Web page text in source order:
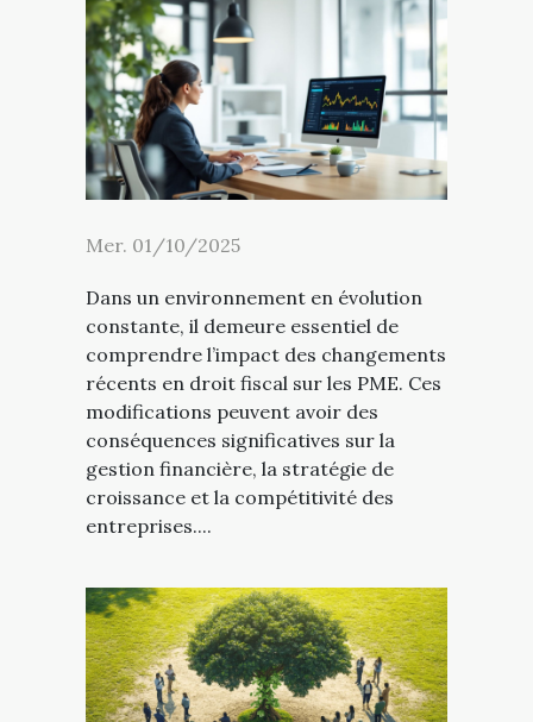
Mer. 01/10/2025
Dans un environnement en évolution
constante, il demeure essentiel de
comprendre l’impact des changements
récents en droit fiscal sur les PME. Ces
modifications peuvent avoir des
conséquences significatives sur la
gestion financière, la stratégie de
croissance et la compétitivité des
entreprises....